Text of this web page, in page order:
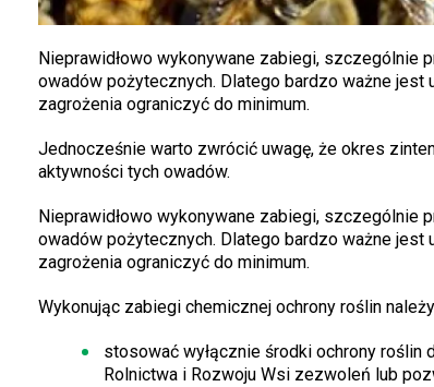
Nieprawidłowo wykonywane zabiegi, szczególnie
owadów pożytecznych. Dlatego bardzo ważne
zagrożenia ograniczyć do minimum.
Jednocześnie warto zwrócić uwagę, że okres
aktywności tych owadów.
Nieprawidłowo wykonywane zabiegi, szczególnie
owadów pożytecznych. Dlatego bardzo ważne
zagrożenia ograniczyć do minimum.
Wykonując zabiegi chemicznej ochrony roślin
stosować wyłącznie środki ochrony
Rolnictwa i Rozwoju Wsi zezwoleń lub